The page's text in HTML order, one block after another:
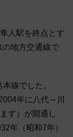
人駅を終点とす
の地方交通線で
線でした。
年に八代～川
す）が開通し
年（昭和7年）